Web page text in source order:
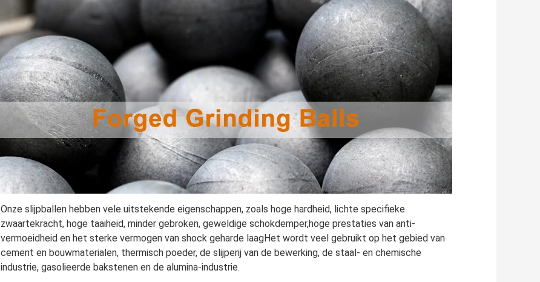
Onze slijpballen hebben vele uitstekende eigenschappen, zoals hoge hardheid, lichte specifieke
zwaartekracht, hoge taaiheid, minder gebroken, geweldige schokdemper,hoge prestaties van anti-
vermoeidheid en het sterke vermogen van shock geharde laagHet wordt veel gebruikt op het gebied van
cement en bouwmaterialen, thermisch poeder, de slijperij van de bewerking, de staal- en chemische
industrie, gasolieerde bakstenen en de alumina-industrie.